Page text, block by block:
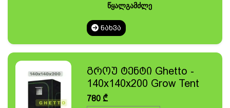
წყალგამძლე
ᲜᲐᲮᲕᲐ
გროუ ტენტი Ghetto -
140x140x200 Grow Tent
780₾